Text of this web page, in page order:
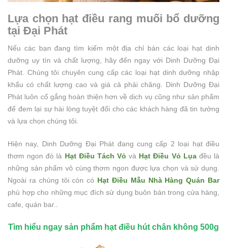
Lựa chọn hạt điều rang muối bổ dưỡng
tại Đại Phát
Nếu các bạn đang tìm kiếm một địa chỉ bán các loại hạt dinh
dưỡng uy tín và chất lượng, hãy đến ngay với Dinh Dưỡng Đại
Phát. Chúng tôi chuyên cung cấp các loại hạt dinh dưỡng nhập
khẩu có chất lượng cao và giá cả phải chăng. Dinh Dưỡng Đại
Phát luôn cố gắng hoàn thiện hơn về dịch vụ cũng như sản phẩm
để đem lại sự hài lòng tuyệt đối cho các khách hàng đã tin tưởng
và lựa chọn chúng tôi.
Hiện nay, Dinh Dưỡng Đại Phát đang cung cấp 2 loại hạt điều
thơm ngon đó là Hạt Điều Tách Vỏ và Hạt Điều Vỏ Lụađều là
những sản phẩm vô cùng thơm ngon được lựa chọn và sử dụng.
Ngoài ra chúng tôi còn có Hạt Điều Mẫu Nhà Hàng Quán Bar
phù hợp cho những mục đích sử dụng buôn bán trong cửa hàng,
cafe, quán bar..
Tìm hiểu ngay sản phẩm hạt điều hút chân không 500g